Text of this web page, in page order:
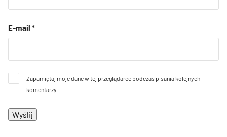
E-mail *
Zapamiętaj moje dane w tej przeglądarce podczas pisania kolejnych
komentarzy.